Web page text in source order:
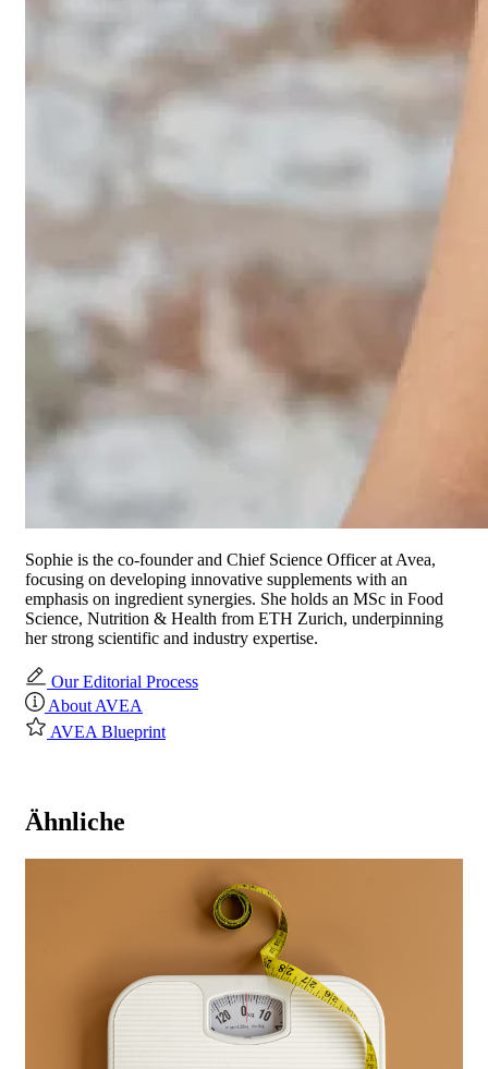
Sophie is the co-founder and Chief Science Officer at Avea,
focusing on developing innovative supplements with an
emphasis on ingredient synergies. She holds an MSc in Food
Science, Nutrition & Health from ETH Zurich, underpinning
her strong scientific and industry expertise.
Our Editorial Process
About AVEA
AVEA Blueprint
Ähnliche